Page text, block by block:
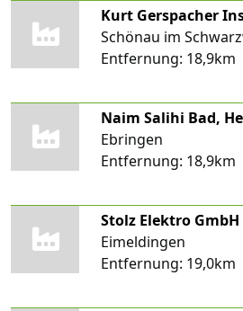
Schönau im
Entfernung: 18,9km
Naim Salihi Bad,
Ebringen
Entfernung: 18,9km
Stolz Elektro GmbH
Eimeldingen
Entfernung: 19,0km